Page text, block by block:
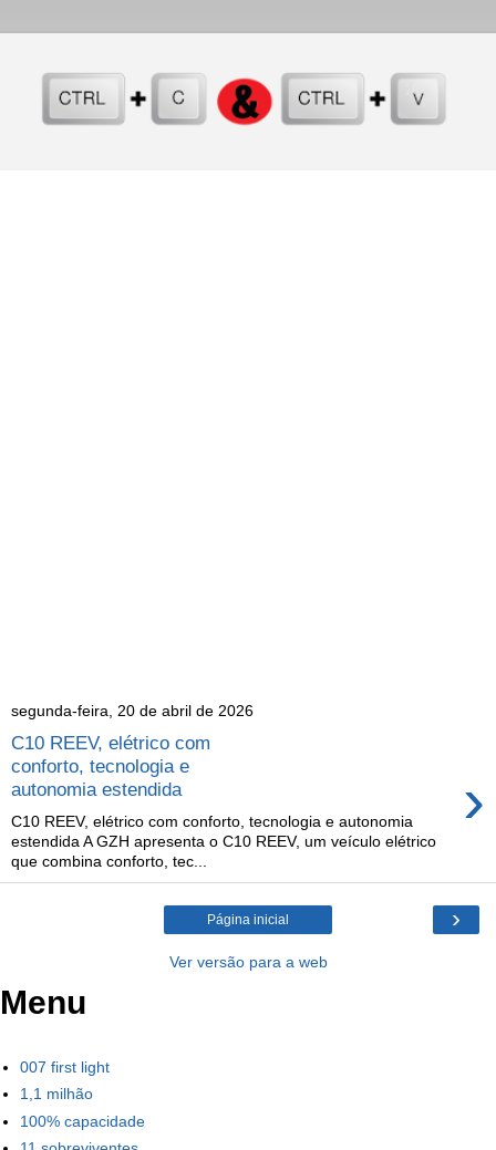
segunda-feira, 20 de abril de 2026
C10 REEV, elétrico com
conforto, tecnologia e
autonomia estendida
›
C10 REEV, elétrico com conforto, tecnologia e autonomia
estendida A GZH apresenta o C10 REEV, um veículo elétrico
que combina conforto, tec...
›
Página inicial
Ver versão para a web
Menu
007 first light
1,1 milhão
100% capacidade